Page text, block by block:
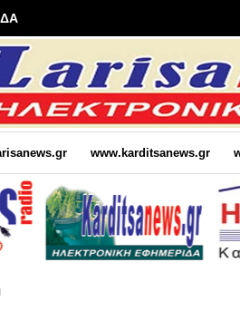
www.karditsanews.gr